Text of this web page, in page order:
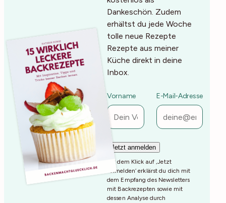
Dankeschön. Zudem
erhältst du jede Woche
tolle neue Rezepte
Rezepte aus meiner
Küche direkt in deine
Inbox.
Vorname E-Mail-Adresse
Mit dem Klick auf ‚Jetzt
Anmelden‘ erklärst du dich mit
dem Empfang des Newsletters
mit Backrezepten sowie mit
dessen Analyse durch